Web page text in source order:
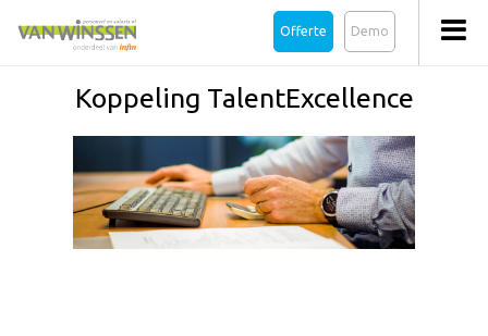
Demo
Offerte
Koppeling TalentExcellence